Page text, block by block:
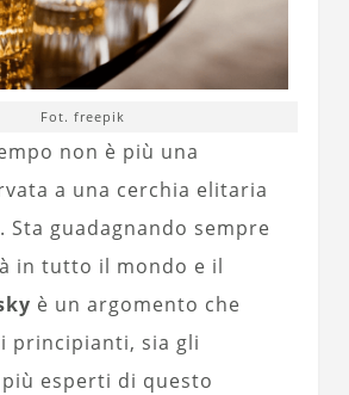
Fot. freepik
non è più una
a una cerchia elitaria
guadagnando sempre
in tutto il mondo e il
è un argomento che
principianti, sia gli
esperti di questo